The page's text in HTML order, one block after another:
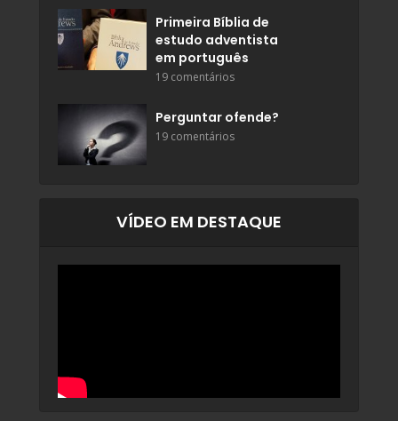
Primeira Bíblia de
estudo adventista
em português
19 comentários
Perguntar ofende?
19 comentários
VÍDEO EM DESTAQUE